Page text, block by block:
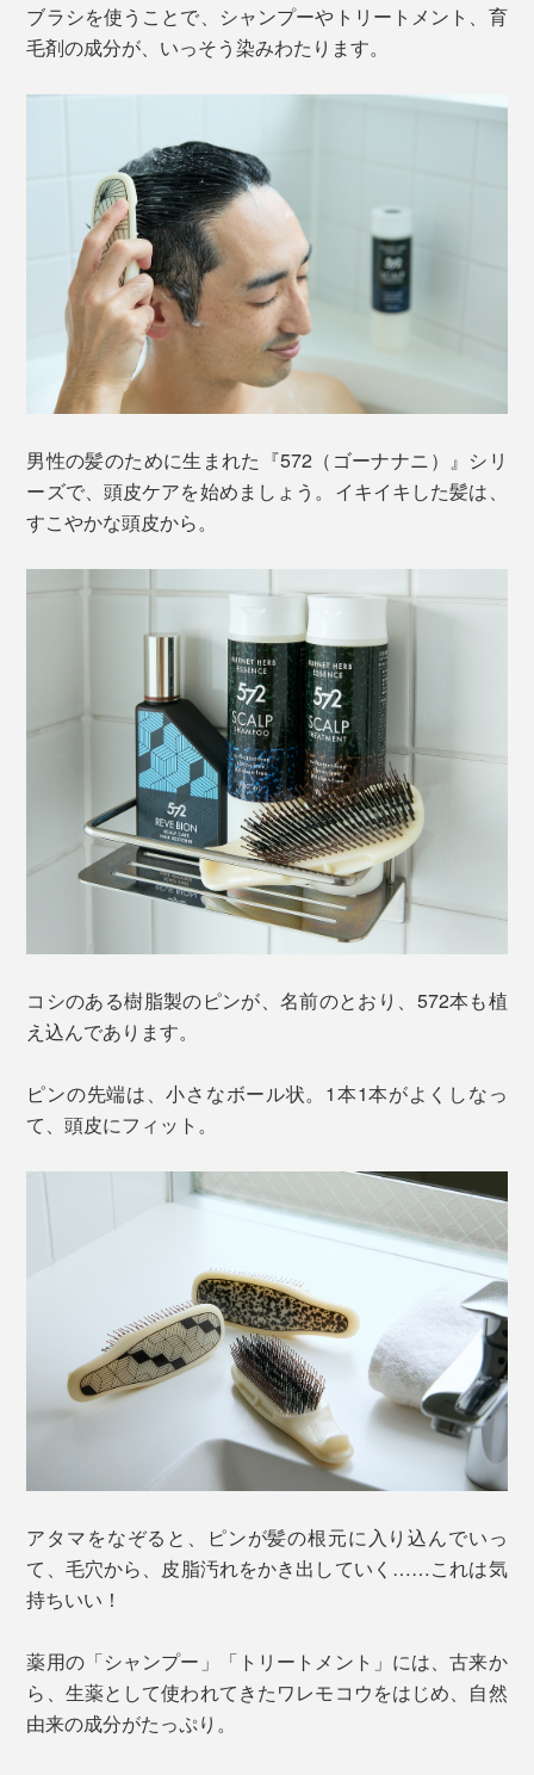
ブラシを使うことで、シャンプーやトリートメント、育
毛剤の成分が、いっそう染みわたります。
男性の髪のために生まれた『572（ゴーナナニ）』シリ
ーズで、頭皮ケアを始めましょう。イキイキした髪は、
すこやかな頭皮から。
コシのある樹脂製のピンが、名前のとおり、572本も植
え込んであります。
ピンの先端は、小さなボール状。1本1本がよくしなっ
て、頭皮にフィット。
アタマをなぞると、ピンが髪の根元に入り込んでいっ
て、毛穴から、皮脂汚れをかき出していく……これは気
持ちいい！
薬用の「シャンプー」「トリートメント」には、古来か
ら、生薬として使われてきたワレモコウをはじめ、自然
由来の成分がたっぷり。